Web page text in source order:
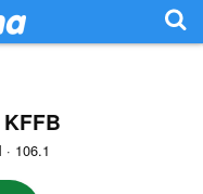
106.1